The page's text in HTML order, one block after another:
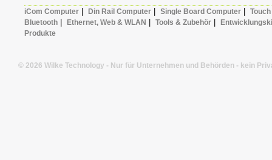
iCom Computer Din Rail Computer Single Board Computer
Bluetooth
Ethernet, Web & WLAN Tools & Zubehör
Produkte
© 2026 Wilke Technology - Nur für Unternehmen und Behörden - kein